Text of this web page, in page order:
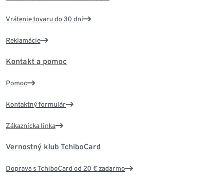
Vrátenie tovaru do 30 dní
Reklamácie
Kontakt a pomoc
Pomoc
Kontaktný formulár
Zákaznícka linka
Vernostný klub TchiboCard
Doprava s TchiboCard od 20 € zadarmo